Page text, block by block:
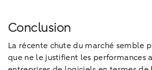
Conclusion
La récente chute du marché semble
que ne le justifient les performances